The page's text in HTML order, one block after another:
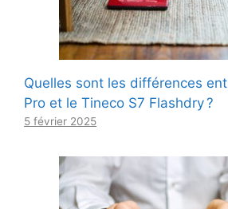
Quelles sont les différences
Pro et le Tineco S7 Flashdry ?
5 février 2025